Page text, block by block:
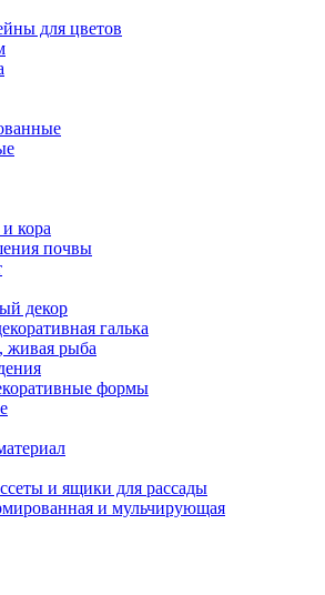
для цветов
кора
почвы
декор
галька
живая рыба
формы
и ящики для рассады
и мульчирующая